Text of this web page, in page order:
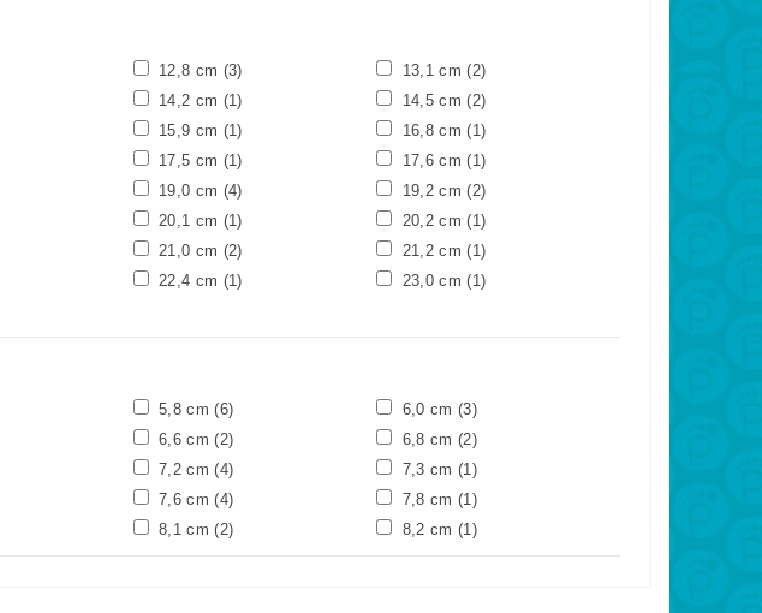
12,8 cm (3) 13,1 cm(2)
14,2 cm (1) 14,5 cm(2)
15,9 cm (1) 16,8 cm(1)
17,5 cm (1) 17,6 cm(1)
19,0 cm (4) 19,2 cm(2)
20,1 cm (1) 20,2 cm(1)
21,0 cm (2) 21,2 cm(1)
22,4 cm (1) 23,0 cm(1)
5,8 cm(6) 6,0 cm(3)
6,6 cm(2) 6,8 cm(2)
7,2 cm(4) 7,3 cm(1)
7,6 cm(4) 7,8 cm(1)
8,1 cm(2) 8,2 cm(1)